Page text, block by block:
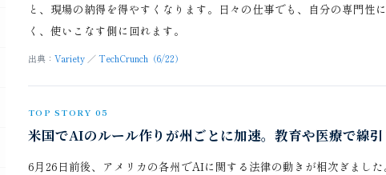
と、現場の納得を得やすくなります。日々の仕事でも、自分の専門
く、使いこなす側に回れます。
出典： Variety ／TechCrunch（6/22）
TOP STORY 05
米国でAIのルール作りが州ごとに加速。教育や医療で線
6月26日前後、アメリカの各州でAIに関する法律の動きが相次ぎまし